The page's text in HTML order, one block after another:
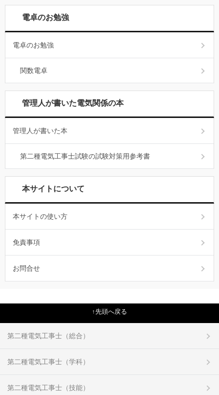
電卓のお勉強
電卓のお勉強
関数電卓
管理人が書いた電気関係の本
管理人が書いた本
第二種電気工事士試験の試験対策用参考書
本サイトについて
本サイトの使い方
免責事項
お問合せ
先頭へ戻る
第二種電気工事士（総合）
第二種電気工事士（学科）
第二種電気工事士（技能）